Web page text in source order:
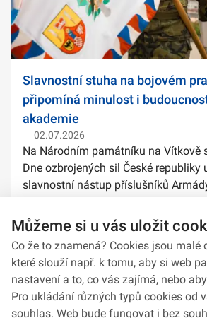
Slavnostní stuha na bojovém
připomíná minulost i
akademie
02.07.2026
Na Národním památníku na Vítkově
Dne ozbrojených sil České republiky
slavnostní nástup příslušníků
stuh na bojové prapory vybranýc...
Můžeme si u vás uložit
Co že to znamená? Cookies jsou malé
které slouží např. k tomu, aby si web
nastavení a to, co vás zajímá, nebo
Pro ukládání různých typů cookies od
souhlas. Web bude fungovat i bez